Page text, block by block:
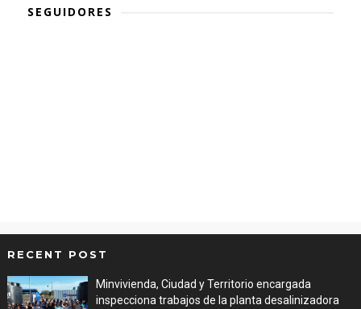
SEGUIDORES
RECENT POST
Minvivienda, Ciudad y Territorio encargada
inspecciona trabajos de la planta desalinizadora